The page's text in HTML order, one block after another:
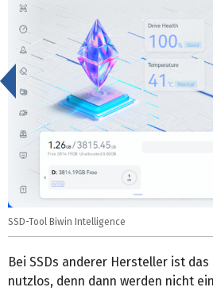
SSD-Tool Biwin Intelligence
<
Bei SSDs anderer Hersteller ist
nutzlos, denn dann werden nicht